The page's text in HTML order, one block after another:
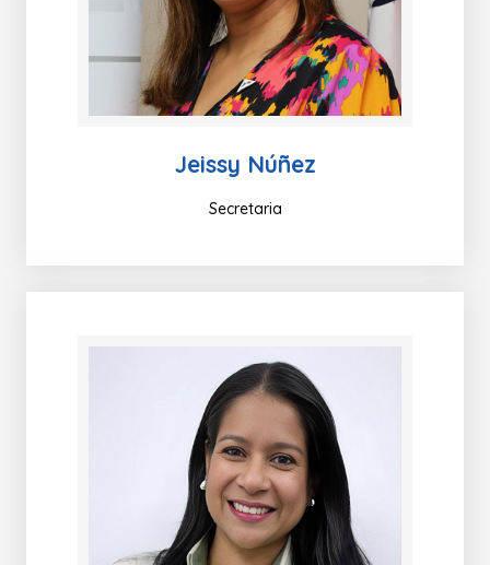
Jeissy Núñez
Secretaria